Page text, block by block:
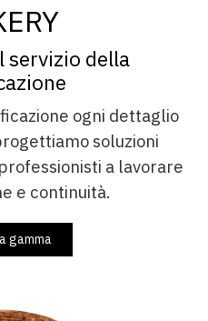
servizio della
ogni dettaglio
soluzioni
a lavorare
e continuità.
gamma